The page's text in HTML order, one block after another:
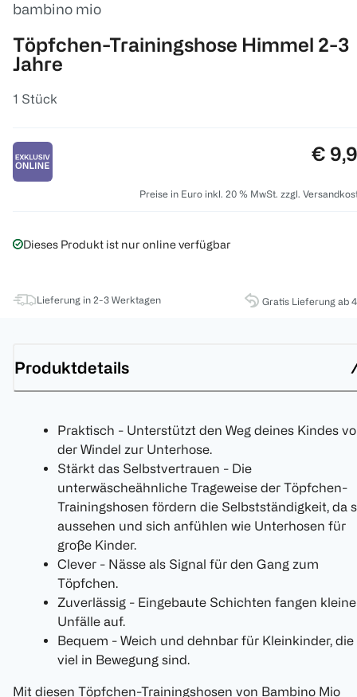
bambino mio
Töpfchen-Trainingshose Himmel 2-3
Jahre
1 Stück
€
Preise in Euro inkl. 20 % MwSt. zzgl.
Dieses Produkt ist nur online verfügbar
Lieferung in 2-3 Werktagen Gratis Lieferung ab
Produktdetails
Praktisch - Unterstützt den Weg deines Kindes
der Windel zur Unterhose.
Stärkt das Selbstvertrauen - Die
unterwäscheähnliche Trageweise der Töpfchen-
Trainingshosen fördern die Selbstständigkeit, da
aussehen und sich anfühlen wie Unterhosen für
große Kinder.
Clever - Nässe als Signal für den Gang zum
Töpfchen.
Zuverlässig - Eingebaute Schichten fangen kleine
Unfälle auf.
Bequem - Weich und dehnbar für Kleinkinder, die
viel in Bewegung sind.
Mit diesen Töpfchen-Trainingshosen von Bambino Mio